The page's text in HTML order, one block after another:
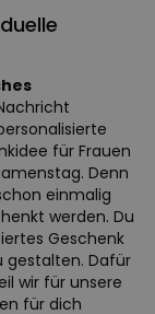
für Frauen
Denn
einmalig
werden. Du
Geschenk
gestalten. Dafür
wir für unsere
für dich